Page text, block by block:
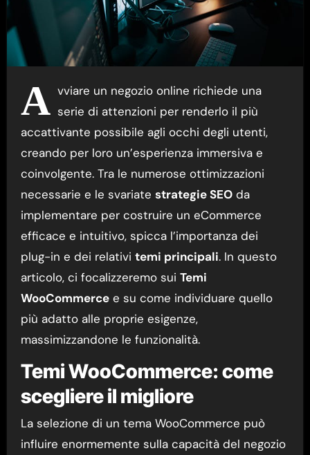
A vviare un negozio online richiede una
serie di attenzioni per renderlo il più
accattivante possibile agli occhi degli utenti,
creando per loro un’esperienza immersiva e
coinvolgente. Tra le numerose ottimizzazioni
necessarie e le svariate strategie SEOda
implementare per costruire un eCommerce
efficace e intuitivo, spicca l’importanza dei
plug-in e dei relativi temi principali. In questo
articolo, ci focalizzeremo sui Temi
WooCommercee su come individuare quello
più adatto alle proprie esigenze,
massimizzandone le funzionalità.
Temi WooCommerce: come
scegliere il migliore
La selezione di un tema WooCommerce può
influire enormemente sulla capacità del negozio